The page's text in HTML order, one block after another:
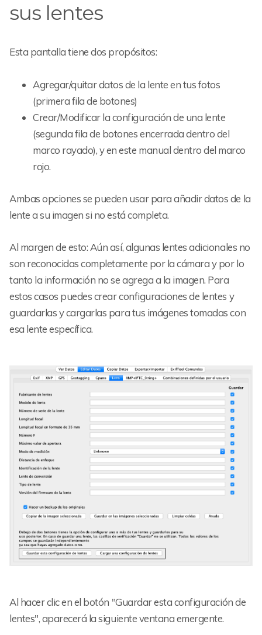
sus lentes
Esta pantalla tiene dos propósitos:
Agregar/quitar datos de la lente en tus fotos
(primera fila de botones)
Crear/Modificar la configuración de una lente
(segunda fila de botones encerrada dentro del
marco rayado), y en este manual dentro del marco
rojo.
Ambas opciones se pueden usar para añadir datos de la
lente a su imagen si no está completa.
Al margen de esto: Aún así, algunas lentes adicionales no
son reconocidas completamente por la cámara y por lo
tanto la información no se agrega a la imagen. Para
estos casos puedes crear configuraciones de lentes y
guardarlas y cargarlas para tus imágenes tomadas con
esa lente específica.
Al hacer clic en el botón "Guardar esta configuración de
lentes", aparecerá la siguiente ventana emergente.